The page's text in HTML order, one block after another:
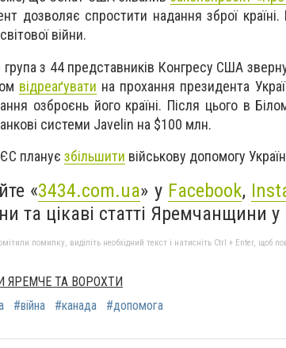
дозволяє спростити надання зброї
війни.
група з 44 представників Конгресу США
відреаґувати на прохання президента
озброєнь його країні. Після цього в
системи Javelin на $100 млн.
планує збільшити військову допомогу
«3434.com.ua» у Facebook,
та цікаві статті Яремчанщини
помилку, виділіть необхідний текст і натисніть Ctrl + Enter, щоб
ЯРЕМЧЕ ТА ВОРОХТИ
#війна #канада #допомога